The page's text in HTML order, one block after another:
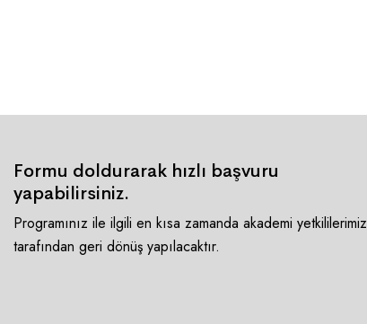
Formu doldurarak hızlı başvuru
yapabilirsiniz.
Programınız ile ilgili en kısa zamanda akademi yetkililerimiz
tarafından geri dönüş yapılacaktır.